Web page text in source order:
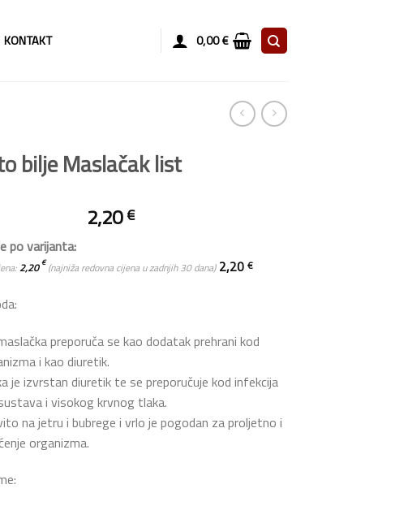
KONTAKT 0,00€
bilje Maslačak list
2,20€
po varijanta:
2,20€(najniža redovna cijena u zadnjih 30 dana) 2,20 €
preporuča se kao dodatak prehrani kod
i kao diuretik.
je izvrstan diuretik te se preporučuje kod infekcija
i visokog krvnog tlaka.
na jetru i bubrege i vrlo je pogodan za proljetno i
organizma.